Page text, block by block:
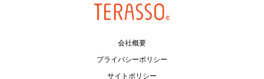
会社概要
プライバシーポリシー
サイトポリシー